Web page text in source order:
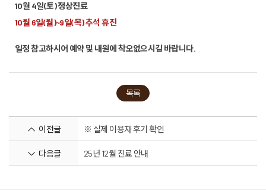
10월 4일(토) 정상진료
10월 6일(월)~9일(목) 추석 휴진
일정 참고하시어 예약 및 내원에 착오없으시길 바랍니다.
목록
이전글 ※ 실제 이용자 후기 확인
다음글 25년 12월 진료 안내